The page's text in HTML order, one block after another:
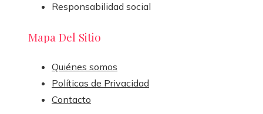
Responsabilidad social
Mapa Del Sitio
Quiénes somos
Políticas de Privacidad
Contacto